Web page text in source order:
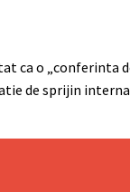
ca o „conferinta
de sprijin